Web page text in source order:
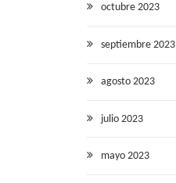
octubre 2023
septiembre 2023
agosto 2023
julio 2023
mayo 2023